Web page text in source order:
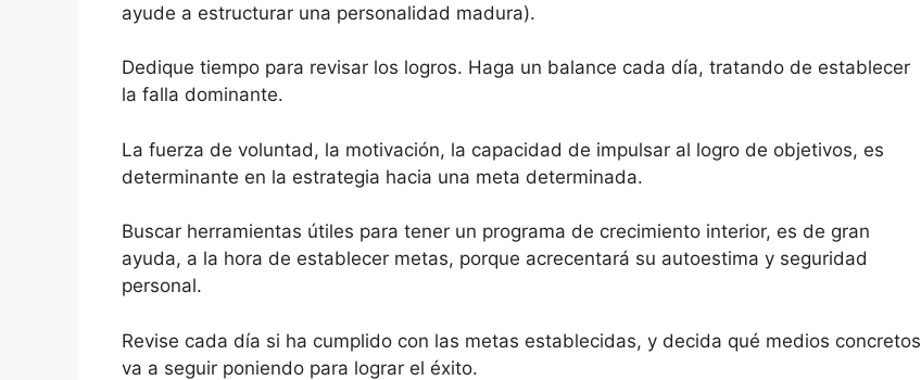
ayude a estructurar una personalidad madura).
Dedique tiempo para revisar los logros. Haga un balance cada día, tratando de establecer
la falla dominante.
La fuerza de voluntad, la motivación, la capacidad de impulsar al logro de objetivos, es
determinante en la estrategia hacia una meta determinada.
Buscar herramientas útiles para tener un programa de crecimiento interior, es de gran
ayuda, a la hora de establecer metas, porque acrecentará su autoestima y seguridad
personal.
Revise cada día si ha cumplido con las metas establecidas, y decida qué medios concretos
va a seguir poniendo para lograr el éxito.